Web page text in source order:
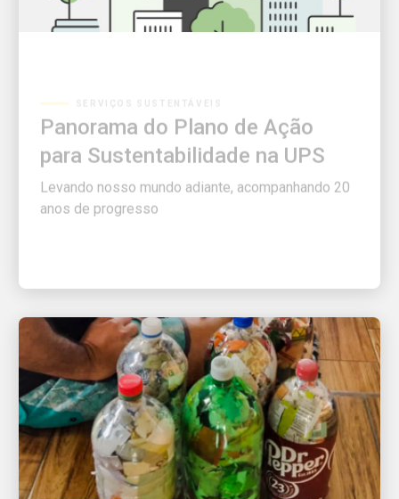
Panorama do Plano de Ação
para Sustentabilidade na UPS
Levando nosso mundo adiante, acompanhando 20
anos de progresso